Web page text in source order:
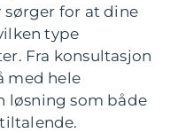
sørger for at dine
type
Fra konsultasjon
med hele
løsning som både